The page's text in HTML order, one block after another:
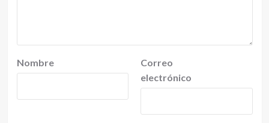
Nombre
Correo
electrónico